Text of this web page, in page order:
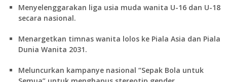
Menyelenggarakan liga usia muda wanita U-16 dan U-18
secara nasional.
Menargetkan timnas wanita lolos ke Piala Asia dan Piala
Dunia Wanita 2031.
Meluncurkan kampanye nasional “Sepak Bola untuk